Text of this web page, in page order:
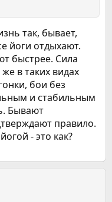
так, бывает,
йоги отдыхают.
быстрее. Сила
в таких видах
бои без
и стабильным
Бывают
правило.
- это как?